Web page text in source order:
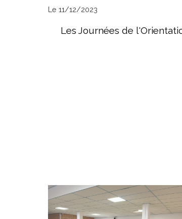
Le 11/12/2023
Les Journées de